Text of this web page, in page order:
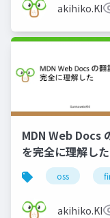
MDN Web Docs
を完全に理解した
Gunma.web #50
oss